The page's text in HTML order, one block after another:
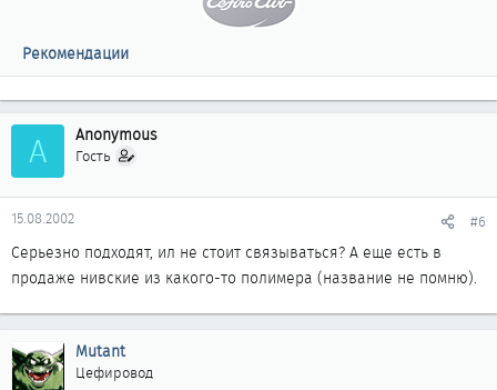
Рекомендации
A Anonymous
Гость
15.08.2002 #6
Серьезно подходят, ил не стоит связываться? А еще есть в
продаже нивские из какого-то полимера (название не помню).
Mutant
Цефировод